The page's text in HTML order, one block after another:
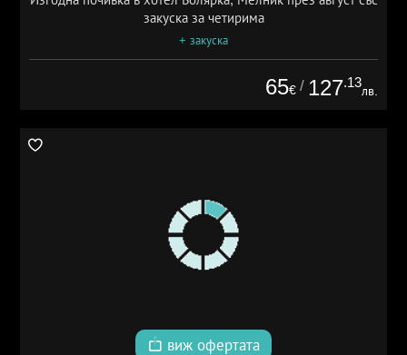
закуска за четирима
+ закуска
65€ / 127.13
лв.
виж офертата